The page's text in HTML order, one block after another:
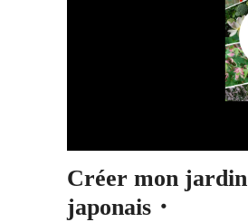
Créer mon jardin
japonais・